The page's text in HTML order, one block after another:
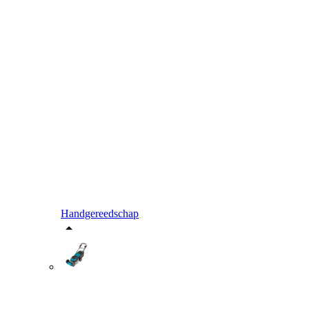
Handgereedschap